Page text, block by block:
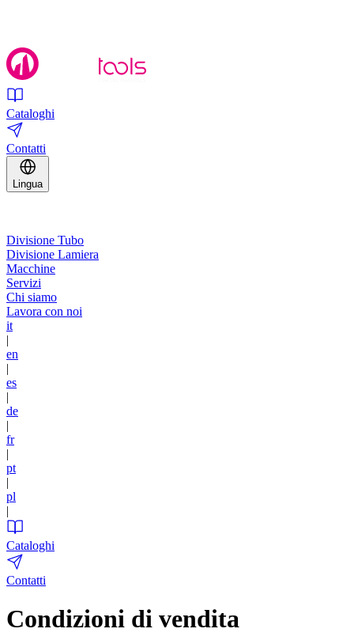
Cataloghi
Contatti
Lingua
Divisione Tubo
Divisione Lamiera
Macchine
Servizi
Chi siamo
Lavora con noi
it
|
en
|
es
|
de
|
fr
|
pt
|
pl
|
Cataloghi
Contatti
Condizioni di vendita